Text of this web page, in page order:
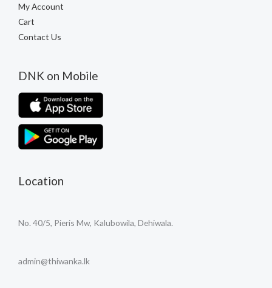
My Account
Cart
Contact Us
DNK on Mobile
Location
No. 40/5, Pieris Mw, Kalubowila, Dehiwala.
admin@thiwanka.lk